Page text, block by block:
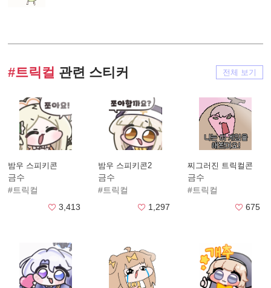
#트릭컬 관련 스티커 전체 보기
밤우 스피키콘
금수
#트릭컬
3,413
밤우 스피키콘2
금수
#트릭컬
1,297
찌그러진 트릭컬콘
금수
#트릭컬
675